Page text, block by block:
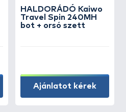
HALDORÁDÓ Kaiwo
Travel Spin 240MH
bot + orsó szett
Ajánlatot kérek